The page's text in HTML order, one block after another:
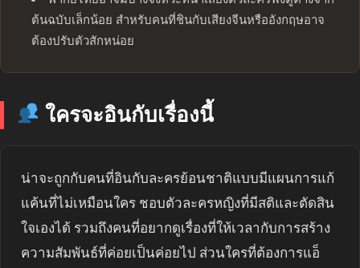
ต้นฉบับเล็กน้อย สำหรับคนที่ชินกับเสียงจีนหรืออังกฤษอาจ
ต้องปรับตัวสักหน่อย
ใครจะอินกับเรื่องนี้
น่าจะถูกกับคนที่อินกับละครย้อนชาติแบบมีแผนการแก้
แค้นที่ไม่เหมือนใคร ชอบตัวละครหญิงที่มีสติและตัดสิน
ใจเองได้ รวมถึงคนที่อยากดูเรื่องที่ให้เวลากับการสร้าง
ความสัมพันธ์ที่ค่อยเป็นค่อยไป ส่วนใครที่ต้องการแอ็